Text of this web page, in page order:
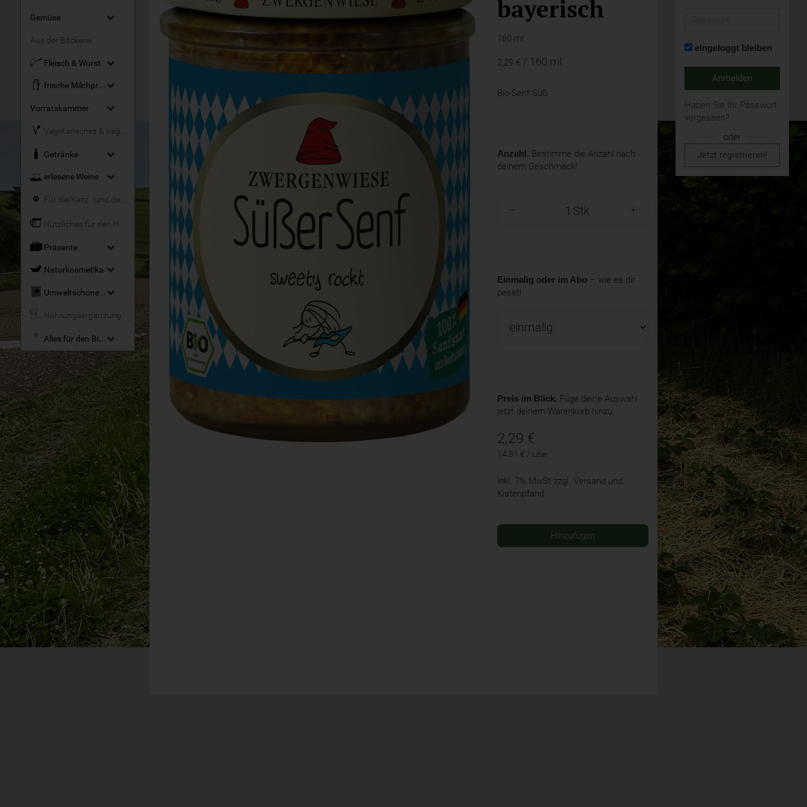
Gemüse
Aus der Bäckerei
Fleisch & Wurst
frische Milchprodukte
Vorratskammer
Getränke
erlesene Weine
Für die Katz´ (und den Hund)
Präsente
Naturkosmetika
Umweltschonende Reinigungsmittel
Nahrungsergänzung
Alles für den Bio-Garten
bayerisch
160 ml
2,29 € / 160 ml
Bio-Senf Süß
Anzahl. Bestimme die Anzahl nach
deinem Geschmack!
Stk
Einmalig oder im Abo – wie es dir
passt!
Preis im Blick. Füge deine Auswahl
jetzt deinem Warenkorb hinzu.
2,29 €
14,31 € / Liter
inkl. 7% MwSt zzgl. Versand und
Kistenpfand
Hinzufügen
eingeloggt bleiben
Anmelden
Haben Sie Ihr Passwort
vergessen?
oder
Jetzt registrieren!